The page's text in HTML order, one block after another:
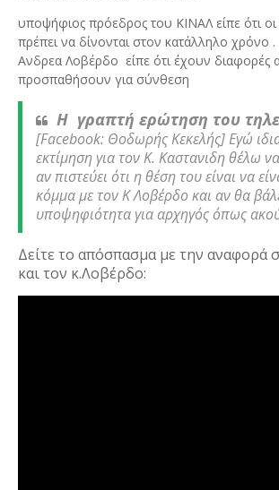
υποψήφιος πρόεδρος του ΚΙΝΑΛ είπε ότι οι
πρέπει να δίνονται στον κατάλληλο χρόνο .
Ανδρεα Λοβέρδο είπε ότι έχουν διαφορές
προσπαθήσουν για σύνθεση
Η  γραπτή ερώτηση του
[Facebook: Θοδωρής Κεκελής] Εγώ
εκτίμηση για τον Κ. Καστανιδη θέλω
αν πιστεύει ότι η θέση του είναι να
κόμμα με τον Κ Λοβέρδο και αν θα
υποψηφιότητα για αρχηγός όπως
Δείτε το απόσπασμα με την αναφορά
και τον κ.Λοβέρδο: